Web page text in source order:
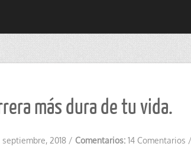
más dura de tu vida.
septiembre, 2018 / Comentarios: 14 Comentarios /